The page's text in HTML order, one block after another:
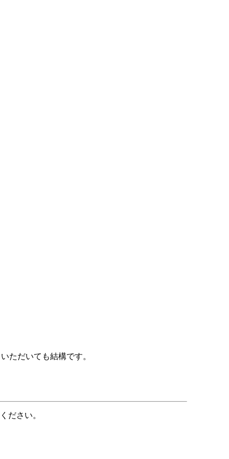
ただいても結構です。
ださい。